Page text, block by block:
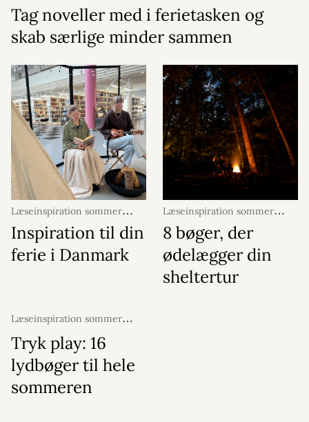
Tag noveller med i ferietasken og
skab særlige minder sammen
Læseinspiration sommer
2026
22. juni 2026
Inspiration til din
ferie i Danmark
Læseinspiration sommer
2026
19. juni 2026
8 bøger, der
ødelægger din
sheltertur
Læseinspiration sommer
2026
15. juni 2026
Tryk play: 16
lydbøger til hele
sommeren